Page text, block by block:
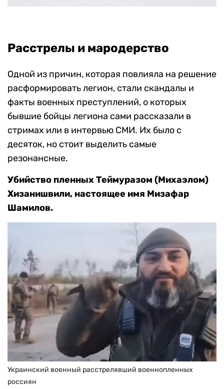
Расстрелы и мародерство
Одной из причин, которая повлияла на решение
расформировать легион, стали скандалы и
факты военных преступлений, о которых
бывшие бойцы легиона сами рассказали в
стримах или в интервью СМИ. Их было с
десяток, но стоит выделить самые
резонансные.
Убийство пленных Теймуразом (Михаэлом)
Хизанишвили, настоящее имя Мизафар
Шамилов.
Украинский военный расстрелявший военнопленных
россиян